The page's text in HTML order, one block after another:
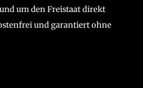
um den Freistaat direkt
und garantiert ohne